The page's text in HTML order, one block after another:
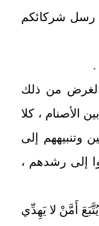
رسل شركائكم
.
الغرض من ذلك
الأصنام ، كلا
وتنبيههم إلى
إلى رشدهم ،
أَمَّنْ لا يَهِدِّي